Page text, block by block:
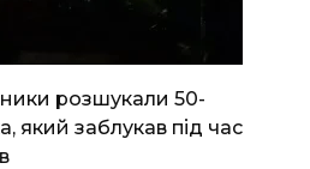
розшукали 50-
який заблукав під час